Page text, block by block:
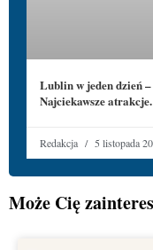
Lublin w jeden dzień
Najciekawsze atrakcje.
Redakcja 5 listopada
Może Cię